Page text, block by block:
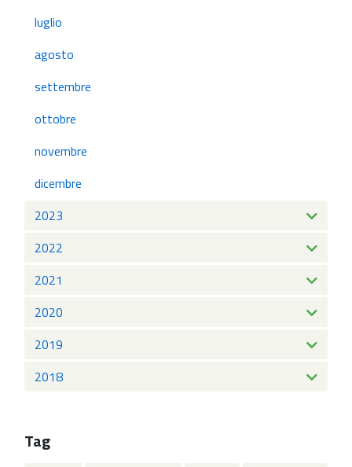
luglio
agosto
settembre
ottobre
novembre
dicembre
2023
2022
2021
2020
2019
2018
Tag